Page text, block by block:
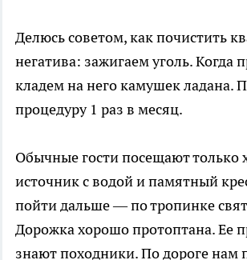
Делюсь советом, как почистить
негатива: зажигаем уголь. Когда
кладем на него камушек ладана.
процедуру 1 раз в месяц.
Обычные гости посещают только
источник с водой и памятный
пойти дальше — по тропинке
Дорожка хорошо протоптана. Ее
знают походники. По дороге нам